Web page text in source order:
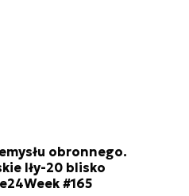
obronnego.
Iły-20 blisko
#165